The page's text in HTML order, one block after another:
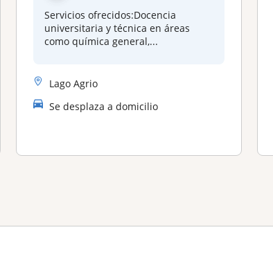
Servicios ofrecidos:Docencia
universitaria y técnica en áreas
como química general,...
Lago Agrio
Se desplaza a domicilio